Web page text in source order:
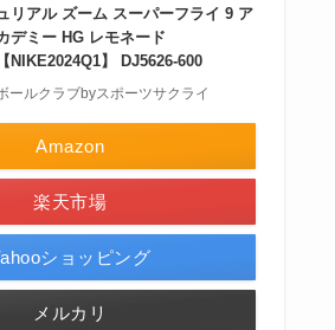
ュリアル ズーム スーパーフライ 9 ア
デミー HG レモネード
【NIKE2024Q1】 DJ5626-600
ールクラブbyスポーツサクライ
Amazon
楽天市場
ショッピング
メルカリ